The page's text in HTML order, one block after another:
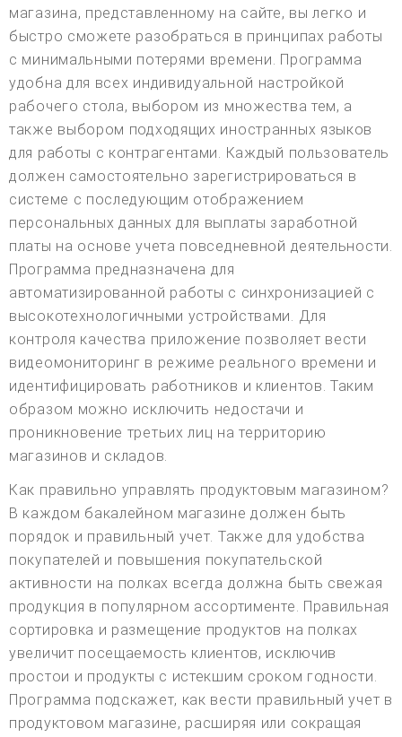
магазина, представленному на сайте, вы легко и
быстро сможете разобраться в принципах работы
с минимальными потерями времени. Программа
удобна для всех индивидуальной настройкой
рабочего стола, выбором из множества тем, а
также выбором подходящих иностранных языков
для работы с контрагентами. Каждый пользователь
должен самостоятельно зарегистрироваться в
системе с последующим отображением
персональных данных для выплаты заработной
платы на основе учета повседневной деятельности.
Программа предназначена для
автоматизированной работы с синхронизацией с
высокотехнологичными устройствами. Для
контроля качества приложение позволяет вести
видеомониторинг в режиме реального времени и
идентифицировать работников и клиентов. Таким
образом можно исключить недостачи и
проникновение третьих лиц на территорию
магазинов и складов.
Как правильно управлять продуктовым магазином?
В каждом бакалейном магазине должен быть
порядок и правильный учет. Также для удобства
покупателей и повышения покупательской
активности на полках всегда должна быть свежая
продукция в популярном ассортименте. Правильная
сортировка и размещение продуктов на полках
увеличит посещаемость клиентов, исключив
простои и продукты с истекшим сроком годности.
Программа подскажет, как вести правильный учет в
продуктовом магазине, расширяя или сокращая